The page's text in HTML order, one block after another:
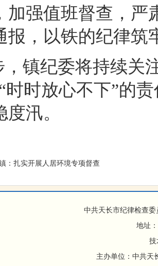
加强值班督查，严
报，以铁的纪律筑
，镇纪委将持续关
时时放心不下”的
汛。
：扎实开展人居环境专项督查
中共天长市纪律检查
地址
技
主办单位：中共天